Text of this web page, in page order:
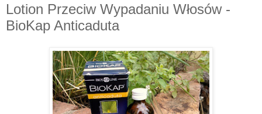
Lotion Przeciw Wypadaniu Włosów -
BioKap Anticaduta